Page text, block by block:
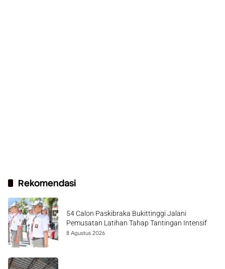
Rekomendasi
54 Calon Paskibraka Bukittinggi Jalani
Pemusatan Latihan Tahap Tantingan Intensif
8 Agustus 2026